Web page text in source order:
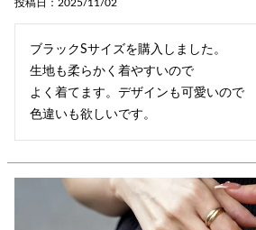
投稿日 2025/11/02
ブラックSサイズを購入しました。
生地も柔らかく着やすいので
よく着てます。デザインも可愛いので